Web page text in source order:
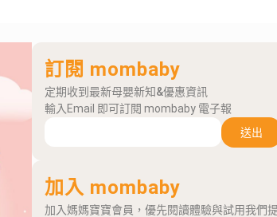
訂閱 mombaby
定期收到最新母嬰新知&優惠資訊
輸入Email 即可訂閱 mombaby 電子報
送出
加入 mombaby
加入媽媽寶寶會員，優先閱讀體驗與試用我們提